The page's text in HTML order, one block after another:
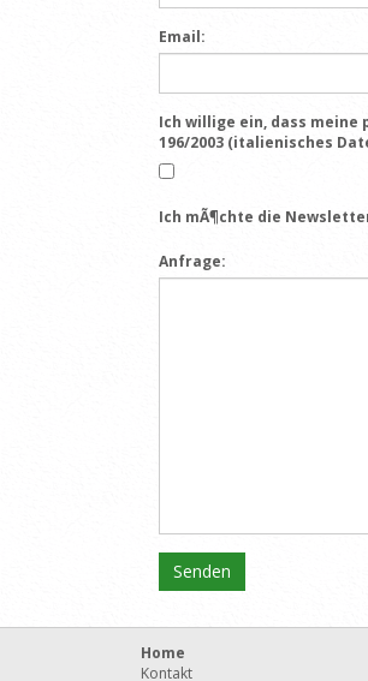
Email:
Ich willige ein, dass meine
196/2003 (italienisches
Ich mÃ¶chte die
Anfrage:
Home
Kontakt